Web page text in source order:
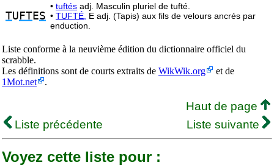
TU FTES
• tuftés adj. Masculin pluriel de tufté.
• TUFTÉ, E adj. (Tapis) aux fils de velours ancrés par
enduction.
Liste conforme à la neuvième édition du dictionnaire officiel du
scrabble.
Les définitions sont de courts extraits de WikWik.org
et de
1Mot.net
.
Haut de page
Liste précédente
Liste suivante
Voyez cette liste pour :